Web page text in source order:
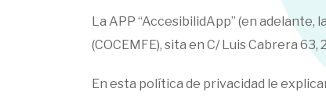
La APP “AccesibilidApp” (en adelante,
(COCEMFE), sita en C/ Luis Cabrera
En esta política de privacidad le